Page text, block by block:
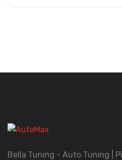
Bella Tuning - Auto Tuning |